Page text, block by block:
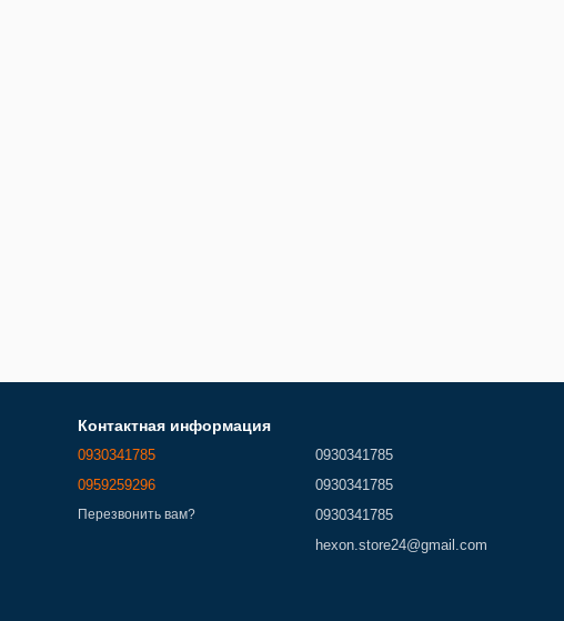
Контактная информация
0930341785
0959259296
Перезвонить вам?
0930341785
0930341785
0930341785
hexon.store24@gmail.com